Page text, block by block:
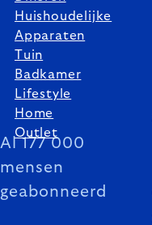
Al 177 000
mensen
geabonneerd
Huishoudelijke
Apparaten
Tuin
Badkamer
Lifestyle
Home
Outlet